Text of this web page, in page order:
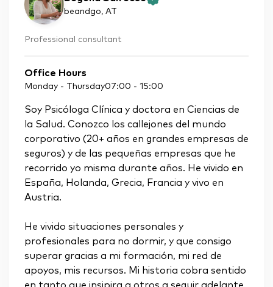
beandgo, AT
Professional consultant
Office Hours
Monday - Thursday07:00 - 15:00
Soy Psicóloga Clínica y doctora en Ciencias de
la Salud. Conozco los callejones del mundo
corporativo (20+ años en grandes empresas de
seguros) y de las pequeñas empresas que he
recorrido yo misma durante años. He vivido en
España, Holanda, Grecia, Francia y vivo en
Austria.
He vivido situaciones personales y
profesionales para no dormir, y que consigo
superar gracias a mi formación, mi red de
apoyos, mis recursos. Mi historia cobra sentido